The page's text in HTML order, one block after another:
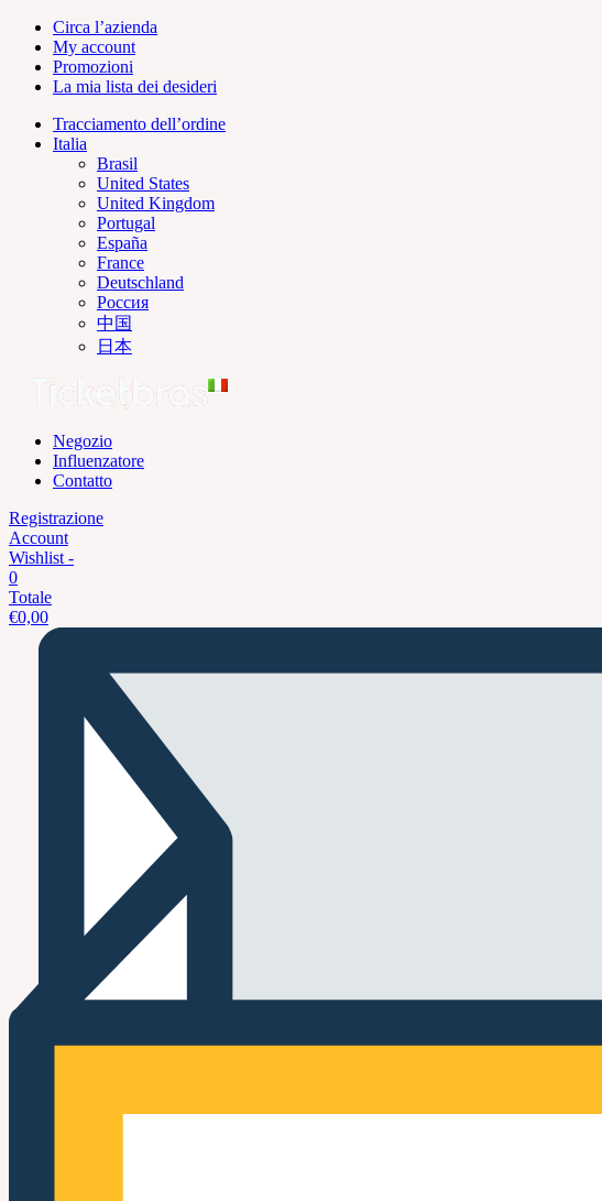
Circa l’azienda
My account
Promozioni
La mia lista dei desideri
Tracciamento dell’ordine
Italia
Brasil
United States
United Kingdom
Portugal
España
France
Deutschland
Россия
中国
日本
Negozio
Influenzatore
Contatto
Registrazione
Account
Wishlist -
0
Totale
€0,00